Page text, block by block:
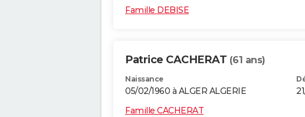
Famille DEBISE
Patrice CACHERAT (61 ans)
Naissance
05/02/1960 à ALGER ALGERIE
Famille CACHERAT